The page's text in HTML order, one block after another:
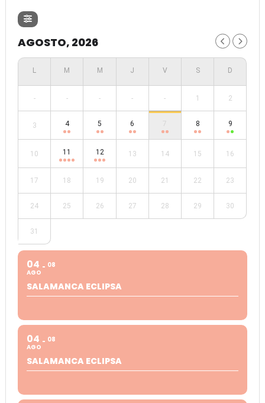
AGOSTO, 2026
- - - - - 1 2
3 4 5 6 7 8 9
10 11 12 13 14 15 16
17 18 19 20 21 22 23
24 25 26 27 28 29 30
31
04
AGO
08
SALAMANCA ECLIPSA
04
AGO
08
SALAMANCA ECLIPSA